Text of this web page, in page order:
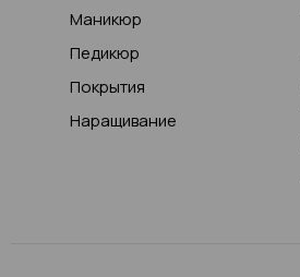
Маникюр
Педикюр
Покрытия
Наращивание